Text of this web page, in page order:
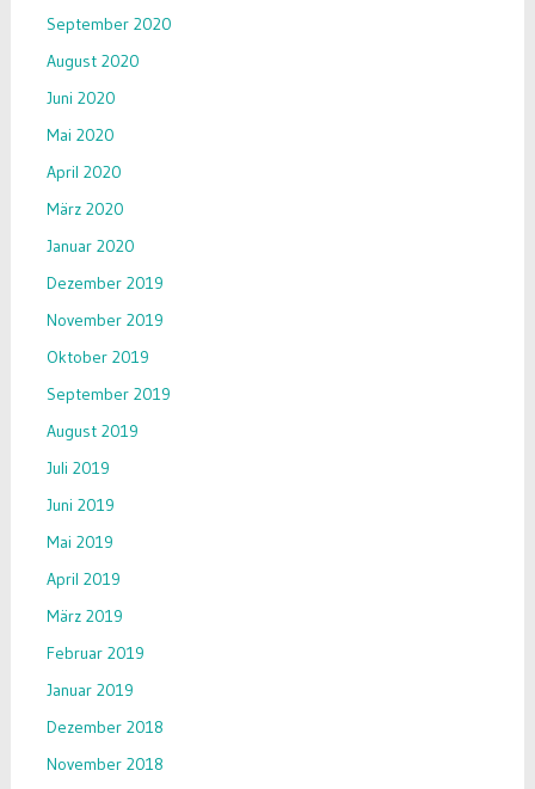
September 2020
August 2020
Juni 2020
Mai 2020
April 2020
März 2020
Januar 2020
Dezember 2019
November 2019
Oktober 2019
September 2019
August 2019
Juli 2019
Juni 2019
Mai 2019
April 2019
März 2019
Februar 2019
Januar 2019
Dezember 2018
November 2018